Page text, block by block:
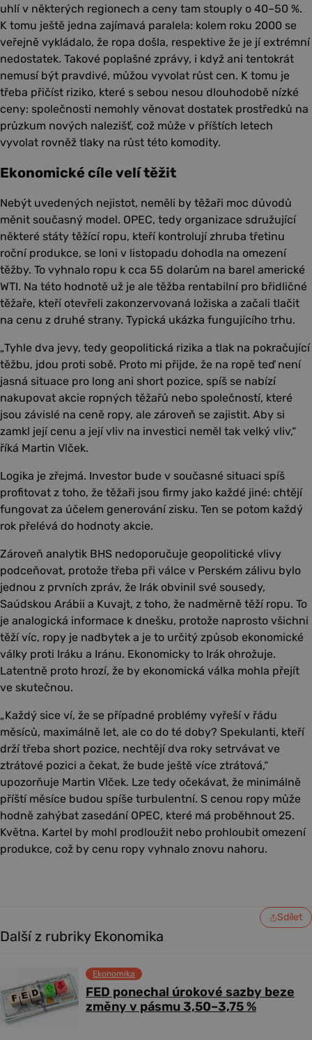
uhlí v některých regionech a ceny tam stouply o 40–50 %.
K tomu ještě jedna zajímavá paralela: kolem roku 2000 se
veřejně vykládalo, že ropa došla, respektive že je jí extrémní
nedostatek. Takové poplašné zprávy, i když ani tentokrát
nemusí být pravdivé, můžou vyvolat růst cen. K tomu je
třeba přičíst riziko, které s sebou nesou dlouhodobě nízké
ceny: společnosti nemohly věnovat dostatek prostředků na
průzkum nových nalezišť, což může v příštích letech
vyvolat rovněž tlaky na růst této komodity.
Ekonomické cíle velí těžit
Nebýt uvedených nejistot, neměli by těžaři moc důvodů
měnit současný model. OPEC, tedy organizace sdružující
některé státy těžící ropu, kteří kontrolují zhruba třetinu
roční produkce, se loni v listopadu dohodla na omezení
těžby. To vyhnalo ropu k cca 55 dolarům na barel americké
WTI. Na této hodnotě už je ale těžba rentabilní pro břidličné
těžaře, kteří otevřeli zakonzervovaná ložiska a začali tlačit
na cenu z druhé strany. Typická ukázka fungujícího trhu.
„Tyhle dva jevy, tedy geopolitická rizika a tlak na pokračující
těžbu, jdou proti sobě. Proto mi přijde, že na ropě teď není
jasná situace pro long ani short pozice, spíš se nabízí
nakupovat akcie ropných těžařů nebo společností, které
jsou závislé na ceně ropy, ale zároveň se zajistit. Aby si
zamkl její cenu a její vliv na investici neměl tak velký vliv,“
říká Martin Vlček.
Logika je zřejmá. Investor bude v současné situaci spíš
profitovat z toho, že těžaři jsou firmy jako každé jiné: chtějí
fungovat za účelem generování zisku. Ten se potom každý
rok přelévá do hodnoty akcie.
Zároveň analytik BHS nedoporučuje geopolitické vlivy
podceňovat, protože třeba při válce v Perském zálivu bylo
jednou z prvních zpráv, že Irák obvinil své sousedy,
Saúdskou Arábii a Kuvajt, z toho, že nadměrně těží ropu. To
je analogická informace k dnešku, protože naprosto všichni
těží víc, ropy je nadbytek a je to určitý způsob ekonomické
války proti Iráku a Iránu. Ekonomicky to Irák ohrožuje.
Latentně proto hrozí, že by ekonomická válka mohla přejít
ve skutečnou.
„Každý sice ví, že se případné problémy vyřeší v řádu
měsíců, maximálně let, ale co do té doby? Spekulanti, kteří
drží třeba short pozice, nechtějí dva roky setrvávat ve
ztrátové pozici a čekat, že bude ještě více ztrátová,“
upozorňuje Martin Vlček. Lze tedy očekávat, že minimálně
příští měsíce budou spíše turbulentní. S cenou ropy může
hodně zahýbat zasedání OPEC, které má proběhnout 25.
Května. Kartel by mohl prodloužit nebo prohloubit omezení
produkce, což by cenu ropy vyhnalo znovu nahoru.
Sdílet
Další z rubriky Ekonomika
FED ponechal úrokové sazby beze
změny v pásmu 3,50–3,75 %
Ekonomika